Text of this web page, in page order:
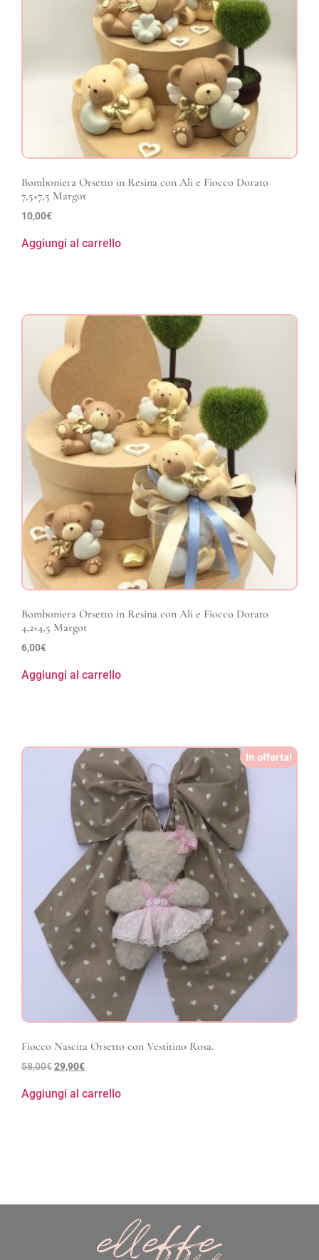
Bomboniera Orsetto in Resina con Ali e Fiocco Dorato
7,5×7,5 Margot
10,00€
Aggiungi al carrello
Bomboniera Orsetto in Resina con Ali e Fiocco Dorato
4,2×4,5 Margot
6,00€
Aggiungi al carrello
In offerta!
Fiocco Nascita Orsetto con Vestitino Rosa.
58,00€29,90€
Aggiungi al carrello